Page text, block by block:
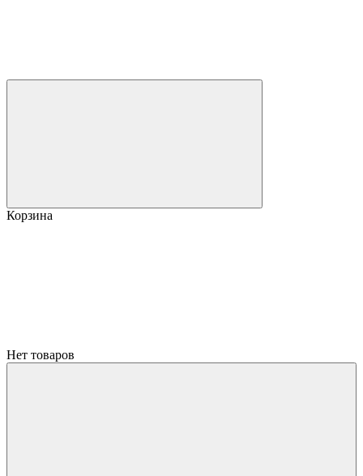
Корзина
Нет товаров